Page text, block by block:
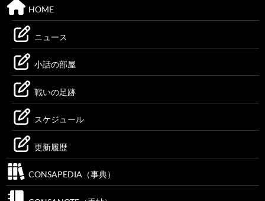
HOME
ニュース
小話の部屋
戦いの足跡
スケジュール
更新履歴
CONSAPEDIA（事典）